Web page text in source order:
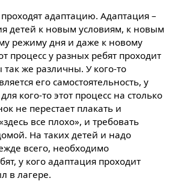
адаптацию. Адаптация –
детей к новым условиям, к новым
режиму дня и даже к новому
процесс у разных ребят проходит
же различны. У кого-то
его самостоятельность, у
кого-то этот процесс на столько
не перестает плакать и
все плохо», и требовать
На таких детей и надо
всего, необходимо
у кого адаптация проходит
в лагере.